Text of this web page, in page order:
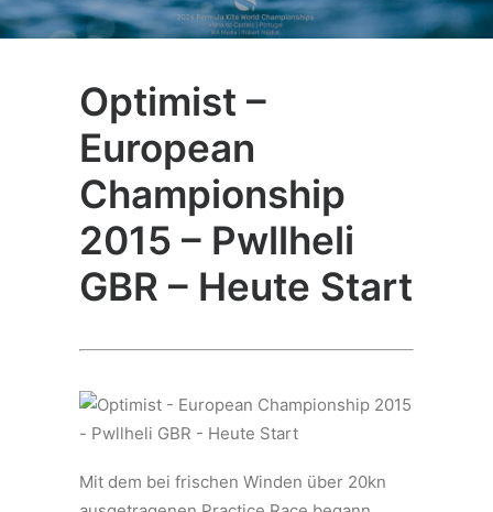
Optimist –
European
Championship
2015 – Pwllheli
GBR – Heute Start
Mit dem bei frischen Winden über 20kn